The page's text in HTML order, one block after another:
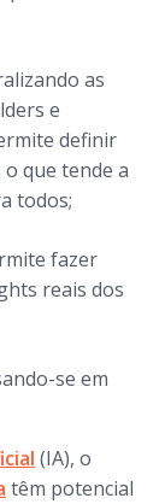
as
e
definir
que tende a
todos;
fazer
reais dos
se em
(IA), o
têm potencial